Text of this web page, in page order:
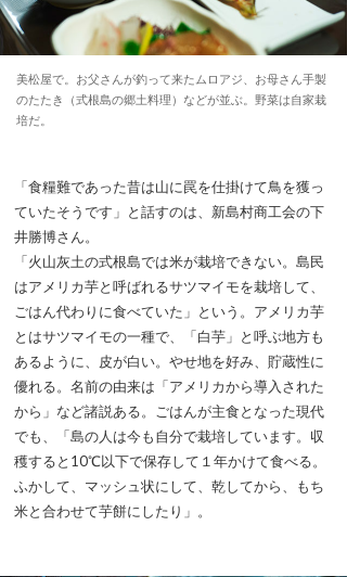
美松屋で。お父さんが釣って来たムロアジ、お母さん手製
のたたき（式根島の郷土料理）などが並ぶ。野菜は自家栽
培だ。
「食糧難であった昔は山に罠を仕掛けて鳥を獲っ
ていたそうです」と話すのは、新島村商工会の下
井勝博さん。
「火山灰土の式根島では米が栽培できない。島民
はアメリカ芋と呼ばれるサツマイモを栽培して、
ごはん代わりに食べていた」という。アメリカ芋
とはサツマイモの一種で、「白芋」と呼ぶ地方も
あるように、皮が白い。やせ地を好み、貯蔵性に
優れる。名前の由来は「アメリカから導入された
から」など諸説ある。ごはんが主食となった現代
でも、「島の人は今も自分で栽培しています。収
穫すると10℃以下で保存して１年かけて食べる。
ふかして、マッシュ状にして、乾してから、もち
米と合わせて芋餅にしたり」。